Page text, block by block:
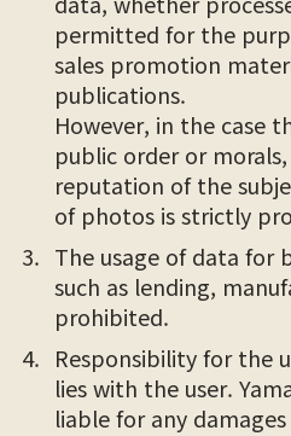
permitted for the
sales promotion
publications.
However, in the case
public order or
reputation of the
of photos is strictly
The usage of data for
such as lending,
prohibited.
Responsibility for the
lies with the user.
liable for any damages